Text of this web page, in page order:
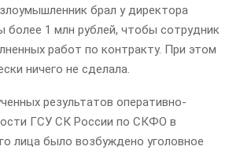
брал у директора
1 млн рублей, чтобы сотрудник
работ по контракту. При этом
ничего не сделала.
результатов оперативно-
ГСУ СК России по СКФО в
лица было возбуждено уголовное